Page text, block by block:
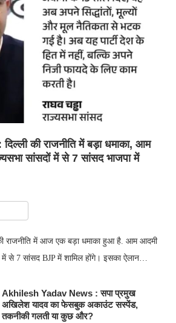
की राजनीति में बड़ा धमाका, आम
सांसदों में से 7 सांसद भाजपा में
राजनीति में आज एक बड़ा धमाका हुआ है. आम आदमी
में से 7 सांसद BJP में शामिल होंगे। इसका ऐलान…
Akhilesh Yadav News : सपा प्रमुख
अखिलेश यादव का फेसबुक अकाउंट सस्पेंड,
तकनीकी गलती या कुछ और?